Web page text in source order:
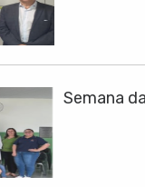
Semana